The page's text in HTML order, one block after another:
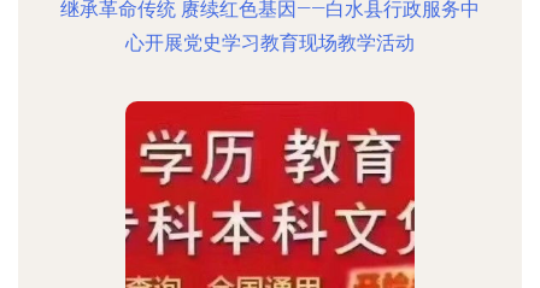
继承革命传统 赓续红色基因——白水县行政服务中
心开展党史学习教育现场教学活动